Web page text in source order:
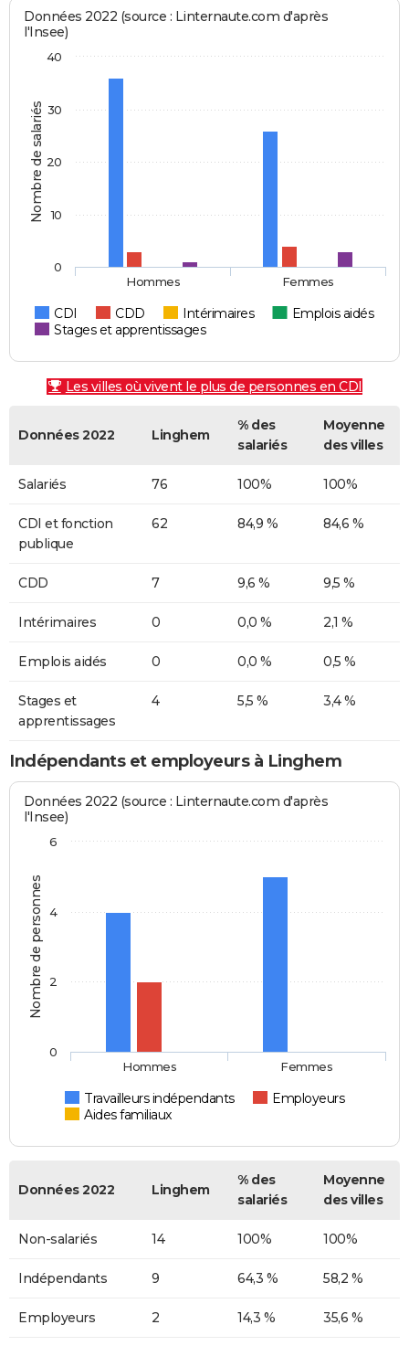
Nombre de salariés
Données 2022 (source : Linternaute.com d'après
l'Insee)
CDI CDD Intérimaires
Emplois aidés
Stages et apprentissages
Hommes Femmes
0
10
20
30
40
Les villes où vivent le plus de personnes en CDI
Données 2022 Linghem
% des
salariés
Moyenne
des villes
Salariés 76 100% 100%
CDI et fonction
publique
62 84,9 % 84,6 %
CDD 7 9,6 % 9,5 %
Intérimaires 0 0,0 % 2,1 %
Emplois aidés 0 0,0 % 0,5 %
Stages et
apprentissages
4 5,5 % 3,4 %
Indépendants et employeurs à Linghem
Nombre de personnes
Données 2022 (source : Linternaute.com d'après
l'Insee)
Travailleurs indépendants
Employeurs
Aides familiaux
Hommes Femmes
0
2
4
6
Données 2022 Linghem
% des
salariés
Moyenne
des villes
Non-salariés 14 100% 100%
Indépendants 9 64,3 % 58,2 %
Employeurs 2 14,3 % 35,6 %